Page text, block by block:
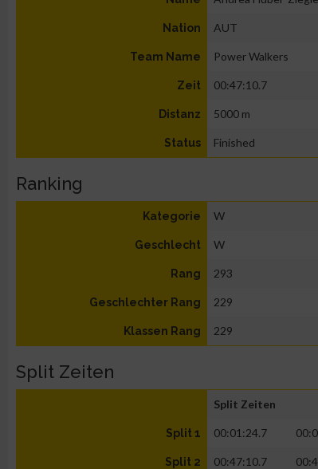
Nation AUT
Team Name Power Walkers
Zeit 00:47:10.7
Distanz 5000 m
Status Finished
Ranking
Kategorie W
Geschlecht W
Rang 293
Geschlechter Rang 229
Klassen Rang 229
Split Zeiten
Split Zeiten
Split 1 00:01:24.7
Split 2 00:47:10.7